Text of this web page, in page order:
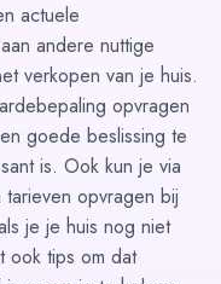
actuele
andere nuttige
verkopen van je huis.
opvragen
goede beslissing te
is. Ook kun je via
tarieven opvragen bij
je je huis nog niet
ook tips om dat